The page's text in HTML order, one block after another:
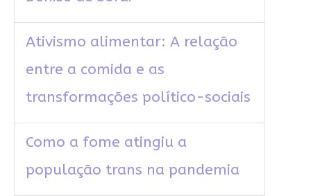
Ativismo alimentar: A relação
entre a comida e as
transformações político-sociais
Como a fome atingiu a
população trans na pandemia